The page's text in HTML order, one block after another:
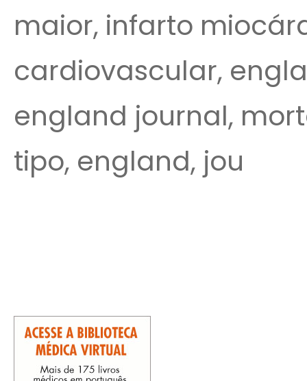
maior, infarto
cardiovascular,
england journal,
tipo, england, jou